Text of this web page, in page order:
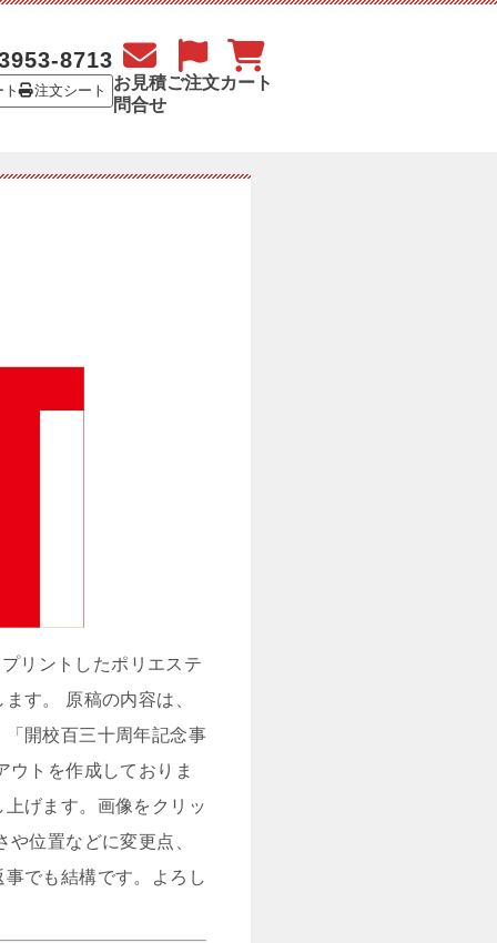
8713
ト 注文シート
お見積
問合せ
ご注文カート
リントしたポリエステ
す。 原稿の内容は、
開校百三十周年記念事
ウトを作成しておりま
げます。画像をクリッ
位置などに変更点、
でも結構です。よろし